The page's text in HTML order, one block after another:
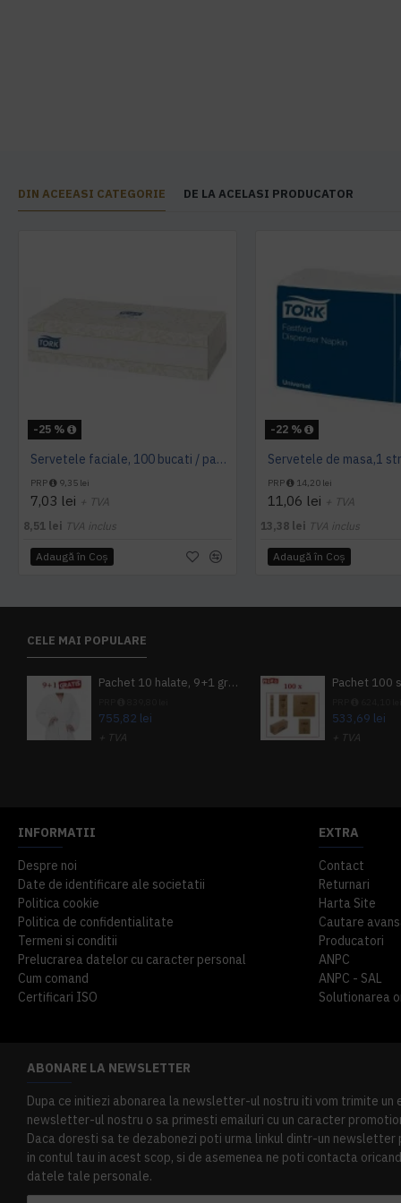
DIN ACEEASI CATEGORIE DE LA ACELASI PRODUCATOR
-25 %
Servetele faciale, 100 bucati / pachet, Tork
PRP 9,35 lei
7,03 lei + TVA
8,51 lei TVA inclus
Adaugă în Coş
-22 %
PRP 14,20 lei
11,06 lei + TVA
13,38 lei TVA inclus
Adaugă în Coş
CELE MAI POPULARE
Pachet 10 halate, 9+1 gratuit
755,82 lei
+ TVA
533,69 lei
+ TVA
INFORMATII
Despre noi
Date de identificare ale societatii
Politica cookie
Politica de confidentialitate
Termeni si conditii
Prelucrarea datelor cu caracter personal
Cum comand
Certificari ISO
EXTRA
Contact
Returnari
Harta Site
Cautare
Producatori
ANPC
ANPC - SAL
Solutionarea
ABONARE LA NEWSLETTER
Dupa ce initiezi abonarea la newsletter-ul nostru iti vom trimite
newsletter-ul nostru o sa primesti emailuri cu un caracter
Daca doresti sa te dezabonezi poti urma linkul dintr-un
in contul tau in acest scop, si de asemenea ne poti contacta
datele tale personale.